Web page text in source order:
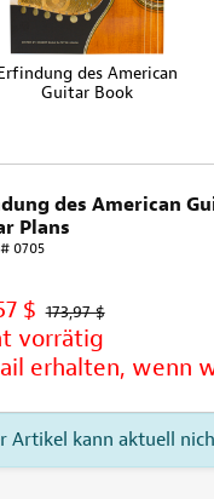
des American
Guitar Book
des American
Plans
0705
$ 173,97 $
vorrätig
erhalten, wenn
Artikel kann aktuell